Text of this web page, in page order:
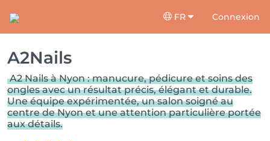
FR Connexion
A2Nails
A2 Nails à Nyon : manucure, pédicure et soins des
ongles avec un résultat précis, élégant et durable.
Une équipe expérimentée, un salon soigné au
centre de Nyon et une attention particulière portée
aux détails.